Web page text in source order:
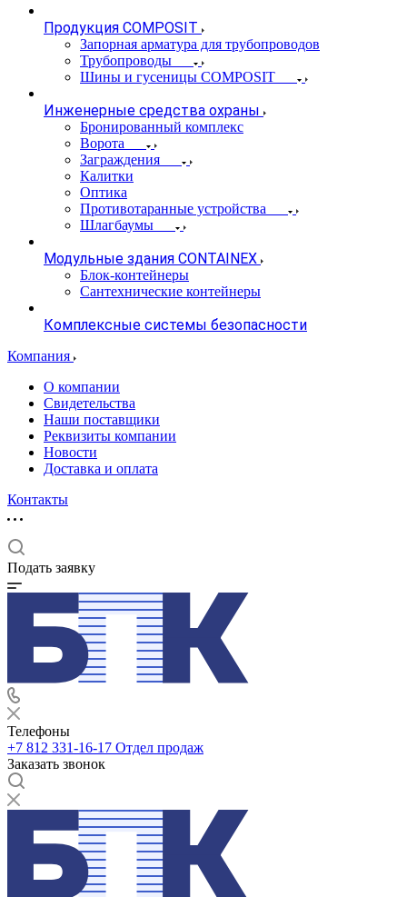
Продукция COMPOSIT
Запорная арматура для трубопроводов
Трубопроводы
Шины и гусеницы COMPOSIT
Инженерные средства охраны
Бронированный комплекс
Ворота
Заграждения
Калитки
Оптика
Противотаранные устройства
Шлагбаумы
Модульные здания CONTAINEX
Блок-контейнеры
Сантехнические контейнеры
Комплексные системы безопасности
Компания
О компании
Свидетельства
Наши поставщики
Реквизиты компании
Новости
Доставка и оплата
Контакты
Подать заявку
Телефоны
+7 812 331-16-17 Отдел продаж
Заказать звонок